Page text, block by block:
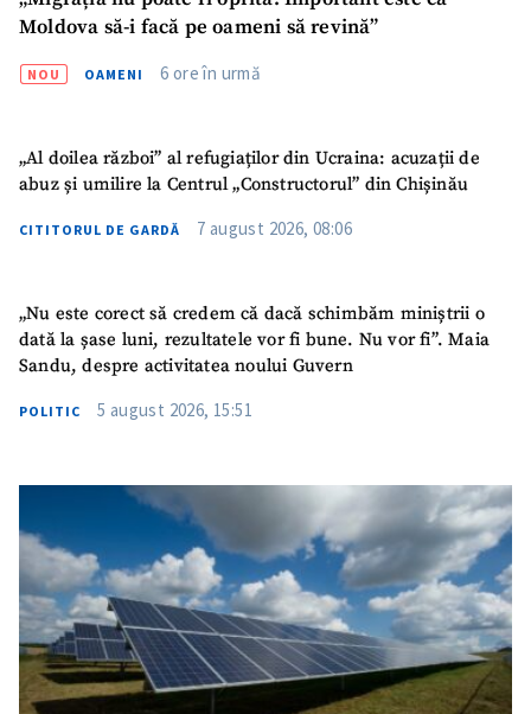
Moldova să-i facă pe oameni să revină”
NOU OAMENI 6 ore în urmă
„Al doilea război” al refugiaților din Ucraina: acuzații de
abuz și umilire la Centrul „Constructorul” din Chișinău
CITITORUL DE GARDĂ 7 august 2026, 08:06
„Nu este corect să credem că dacă schimbăm miniștrii o
dată la șase luni, rezultatele vor fi bune. Nu vor fi”. Maia
Sandu, despre activitatea noului Guvern
POLITIC 5 august 2026, 15:51